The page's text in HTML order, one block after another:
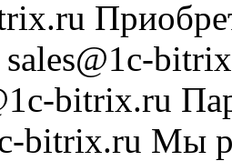
sales@1c-
bitrix.ru
bitrix.ru Мы